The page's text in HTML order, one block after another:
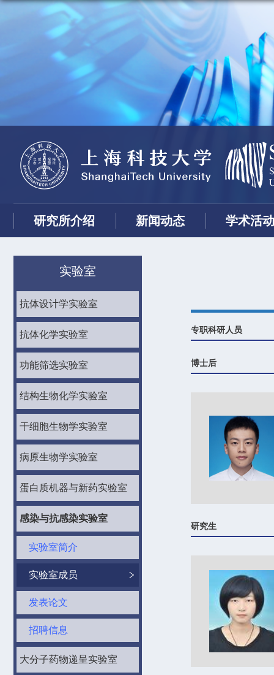
研究所介绍 新闻动态 学术活动
实验室
抗体设计学实验室
抗体化学实验室
功能筛选实验室
结构生物化学实验室
干细胞生物学实验室
病原生物学实验室
蛋白质机器与新药实验室
感染与抗感染实验室
实验室简介
实验室成员
发表论文
招聘信息
大分子药物递呈实验室
专职科研人员
博士后
研究生